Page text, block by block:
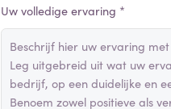
Uw volledige ervaring *